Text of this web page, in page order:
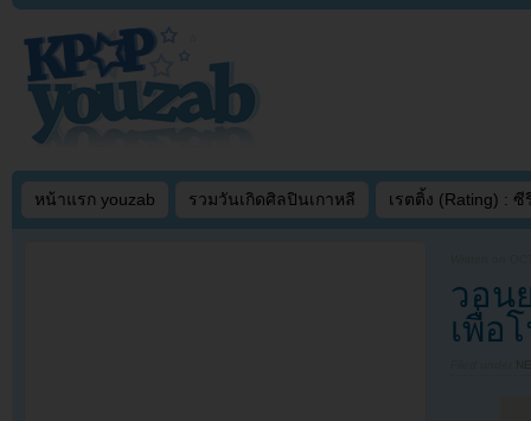
หน้าแรก youzab รวมวันเกิดศิลปินเกาหลี เรตติ้ง (Rating) : ซี
วอน
เพื่อ